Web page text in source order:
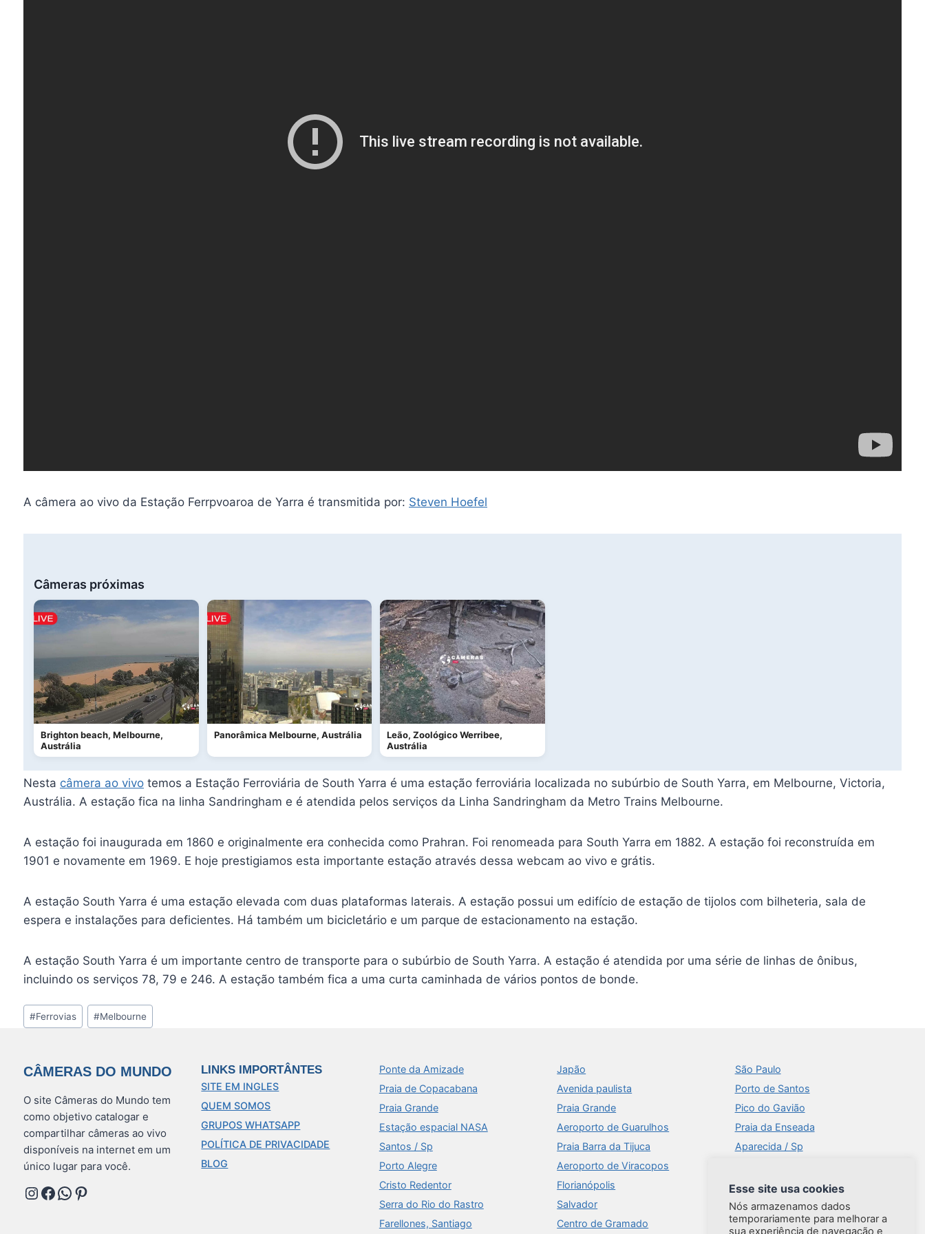
A câmera ao vivo da Estação Ferrpvoaroa de Yarra é transmitida por: Steven Hoefel
Câmeras próximas
Brighton beach, Melbourne,
Austrália
Panorâmica Melbourne, Austrália
Leão, Zoológico Werribee,
Austrália
Nesta câmera ao vivo temos a Estação Ferroviária de South Yarra é uma estação ferroviária localizada no subúrbio de South Yarra, em Melbourne, Victoria,
Austrália. A estação fica na linha Sandringham e é atendida pelos serviços da Linha Sandringham da Metro Trains Melbourne.
A estação foi inaugurada em 1860 e originalmente era conhecida como Prahran. Foi renomeada para South Yarra em 1882. A estação foi reconstruída em
1901 e novamente em 1969. E hoje prestigiamos esta importante estação através dessa webcam ao vivo e grátis.
A estação South Yarra é uma estação elevada com duas plataformas laterais. A estação possui um edifício de estação de tijolos com bilheteria, sala de
espera e instalações para deficientes. Há também um bicicletário e um parque de estacionamento na estação.
A estação South Yarra é um importante centro de transporte para o subúrbio de South Yarra. A estação é atendida por uma série de linhas de ônibus,
incluindo os serviços 78, 79 e 246. A estação também fica a uma curta caminhada de vários pontos de bonde.
Tags
do
#Ferrovias #Melbourne
CÂMERAS DO MUNDO
O site Câmeras do Mundo tem
como objetivo catalogar e
compartilhar câmeras ao vivo
disponíveis na internet em um
único lugar para você.
Instagram
Facebook
WhatsApp
Pinterest
LINKS IMPORTÂNTES
SITE EM INGLES
QUEM SOMOS
GRUPOS WHATSAPP
POLÍTICA DE PRIVACIDADE
BLOG
Ponte da Amizade
Praia de Copacabana
Praia Grande
Estação espacial NASA
Santos / Sp
Porto Alegre
Cristo Redentor
Serra do Rio do Rastro
Farellones, Santiago
Japão
Avenida paulista
Praia Grande
Aeroporto de Guarulhos
Praia Barra da Tijuca
Aeroporto de Viracopos
Florianópolis
Salvador
Centro de Gramado
São Paulo
Porto de Santos
Pico do Gavião
Praia da Enseada
Aparecida / Sp
Aeroportos
Ilhabela
Brasília
Esse site usa cookies
Nós armazenamos dados
temporariamente para melhorar a
sua experiência de navegação e